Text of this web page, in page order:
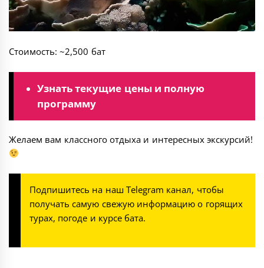
Стоимость: ~2,500 бат
Узнать текущие цены и полную
программу
Желаем вам классного отдыха и интересных экскурсий!
Подпишитесь на наш Telegram канал, чтобы
получать самую свежую информацию о горящих
турах, погоде и курсе бата.